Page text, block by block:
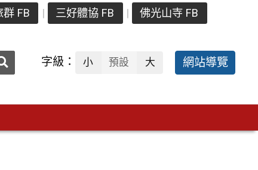
群 FB 三好體協 FB 佛光山寺 FB
送出 字級： 小 預設 大 網站導覽